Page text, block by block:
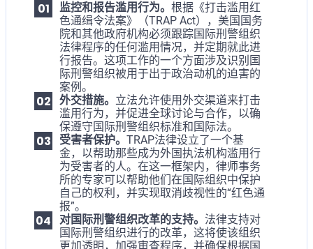
监控和报告滥用行为。 根据《打击滥用红
色通缉令法案》（TRAP Act），美国国务
院和其他政府机构必须跟踪国际刑警组织
法律程序的任何滥用情况，并定期就此进
行报告。这项工作的一个方面涉及识别国
际刑警组织被用于出于政治动机的迫害的
案例。
外交措施。 立法允许使用外交渠道来打击
滥用行为，并促进全球讨论与合作，以确
保遵守国际刑警组织标准和国际法。
受害者保护。 TRAP法律设立了一个基
金，以帮助那些成为外国执法机构滥用行
为受害者的人。在这一框架内，律师事务
所的专家可以帮助他们在国际组织中保护
自己的权利，并实现取消歧视性的“红色通
报”。
对国际刑警组织改革的支持。 法律支持对
国际刑警组织进行的改革，这将使该组织
更加透明，加强审查程序，并确保根据国